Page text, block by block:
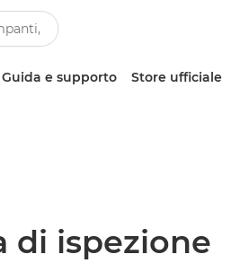
Guida e supporto Store ufficiale
di ispezione